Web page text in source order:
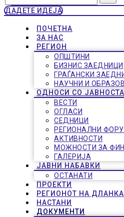
ДАДЕТЕ ИДЕЈА
ПОЧЕТНА
ЗА НАС
РЕГИОН
ОПШТИНИ
БИЗНИС ЗАЕДНИЦИ
ГРАЃАНСКИ
НАУЧНИ И
ОДНОСИ СО ЈАВНОСТА
ВЕСТИ
ОГЛАСИ
СЕДНИЦИ
РЕГИОНАЛНИ
АКТИВНОСТИ
МОЖНОСТИ ЗА
ГАЛЕРИЈА
ЈАВНИ НАБАВКИ
ОСТАНАТИ
ПРОЕКТИ
РЕГИОНОТ НА ДЛАНКА
НАСТАНИ
ДОКУМЕНТИ